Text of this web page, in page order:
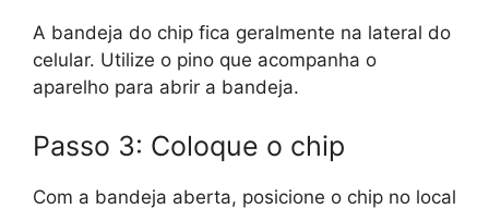
A bandeja do chip fica geralmente na lateral do
celular. Utilize o pino que acompanha o
aparelho para abrir a bandeja.
Passo 3: Coloque o chip
Com a bandeja aberta, posicione o chip no local